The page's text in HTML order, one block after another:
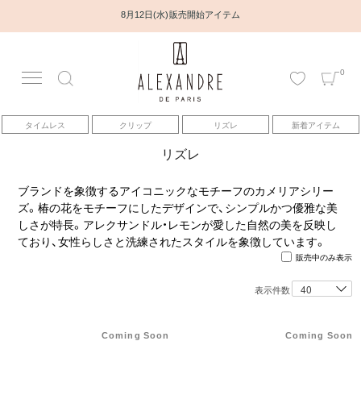
8月12日(水) 販売開始アイテム
0
タイムレス クリップ リズレ 新着アイテム
アカウント
アイテム
ベストセラー
コレクション
リズレ
ブランドを象徴するアイコニックなモチーフのカメリアシリー
ズ。椿の花をモチーフにしたデザインで、シンプルかつ優雅な美
しさが特長。アレクサンドル・レモンが愛した自然の美を反映し
ており、女性らしさと洗練されたスタイルを象徴しています。
販売中のみ表示
表示件数
Coming Soon Coming Soon